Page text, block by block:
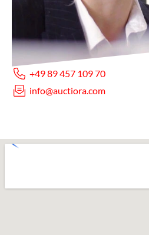
+49 89 457 109 70
info@auctiora.com